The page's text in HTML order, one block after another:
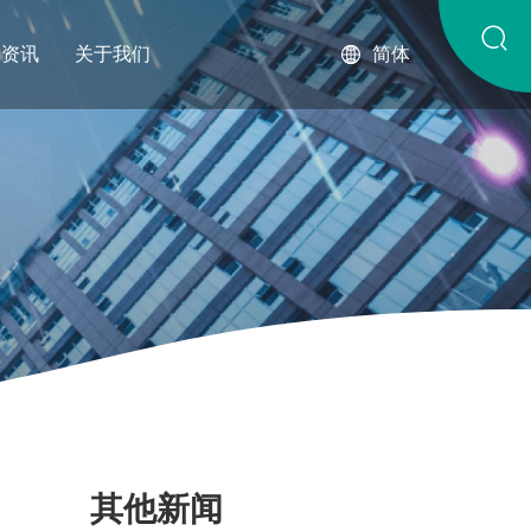
讯 关于我们 简体
其他新闻